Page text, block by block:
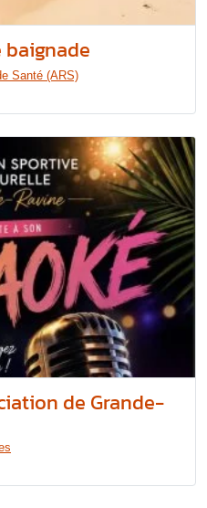
baignade
Santé (ARS)
de Grande-